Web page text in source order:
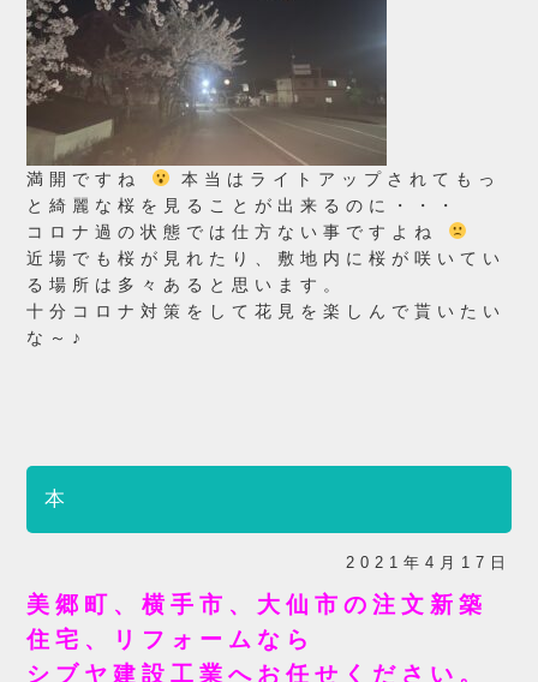
満開ですね
本当はライトアップされてもっ
と綺麗な桜を見ることが出来るのに・・・
コロナ過の状態では仕方ない事ですよね
近場でも桜が見れたり、敷地内に桜が咲いてい
る場所は多々あると思います。
十分コロナ対策をして花見を楽しんで貰いたい
な～♪
本
2021年4月17日
美郷町、横手市、大仙市の注文新築
住宅、リフォームなら
シブヤ建設工業へお任せください。